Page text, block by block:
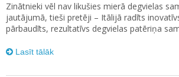
Zinātnieki vēl nav likušies mierā degvielas
jautājumā, tieši pretēji – Itālijā radīts
pārbaudīts, rezultatīvs degvielas patēriņa
Lasīt tālāk